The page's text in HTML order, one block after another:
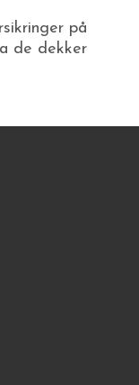
på
de dekker